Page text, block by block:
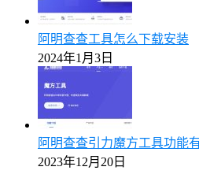
阿明查查工具怎么下载安装
2024年1月3日
阿明查查引力魔方工具功能
2023年12月20日